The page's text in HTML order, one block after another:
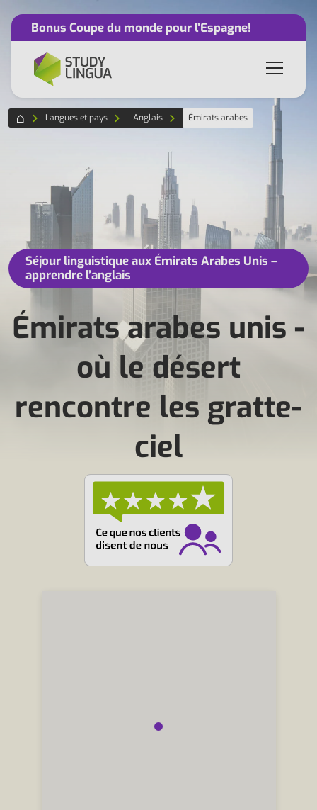
Bonus Coupe du monde pour l’Espagne!
Langues et pays Anglais Émirats arabes
Séjour linguistique aux Émirats Arabes Unis –
apprendre l’anglais
Émirats arabes unis -
où le désert
rencontre les gratte-
ciel